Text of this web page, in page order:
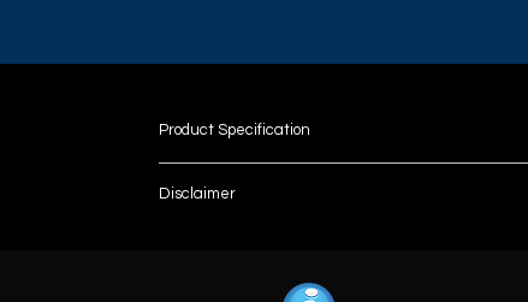
Product Specification
Electrodes
Disclaimer
herein associated with the products listed on